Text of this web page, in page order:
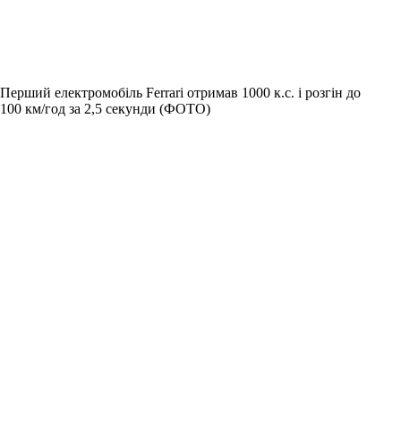
Перший електромобіль Ferrari отримав 1000 к.с. і розгін до
100 км/год за 2,5 секунди (ФОТО)